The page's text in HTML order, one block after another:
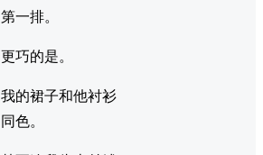
第一排。
更巧的是。
我的裙子和他衬衫
同色。